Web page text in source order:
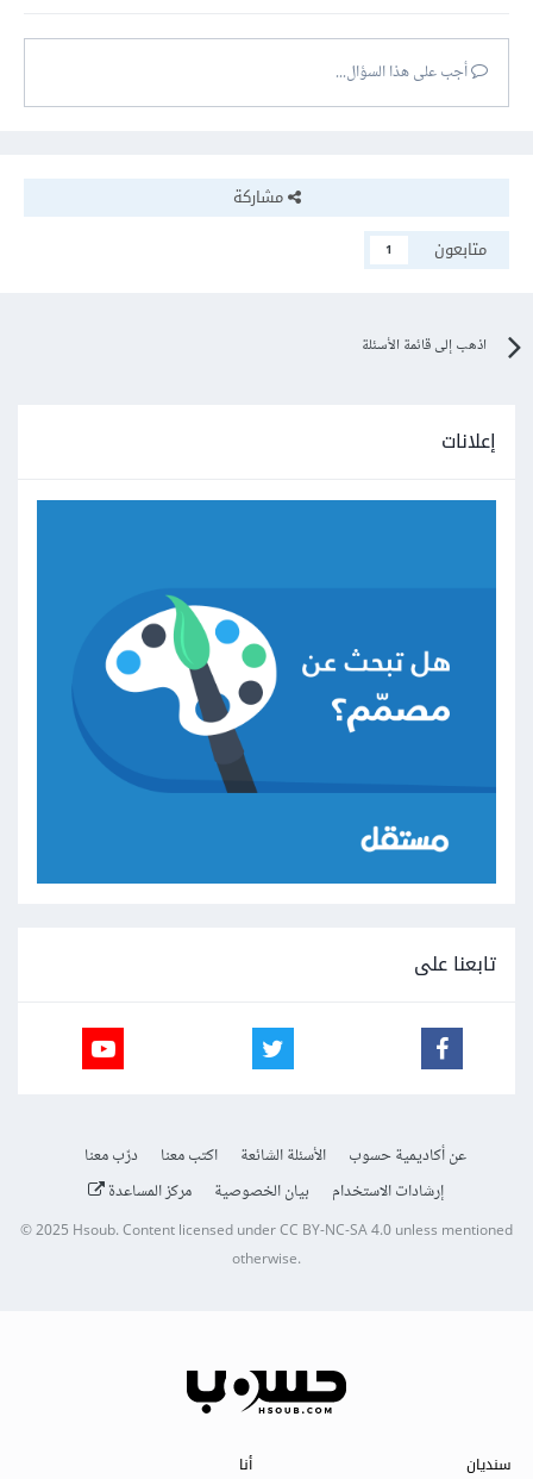
أجب على هذا السؤال...
مشاركة
متابعون
1
اذهب إلى قائمة الأسئلة
إعلانات
تابعنا على
عن أكاديمية حسوب الأسئلة الشائعة اكتب معنا
درّب معنا
إرشادات الاستخدام
بيان الخصوصية مركز المساعدة
© 2025Hsoub.Content licensed underCC BY-NC-SA 4.0unless mentioned
otherwise.